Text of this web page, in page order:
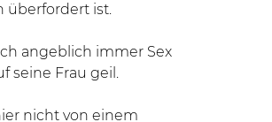
überfordert ist.
angeblich immer Sex
seine Frau geil.
nicht von einem